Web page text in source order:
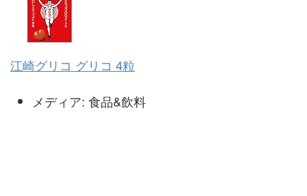
江崎グリコ グリコ 4粒
メディア: 食品&飲料